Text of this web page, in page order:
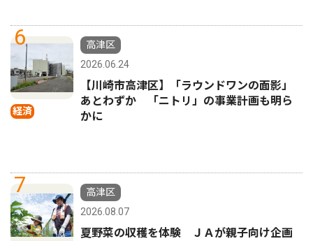
6
経済
高津区
2026.06.24
【川崎市高津区】「ラウンドワンの面影」
あとわずか 「ニトリ」の事業計画も明ら
かに
7
高津区
2026.08.07
夏野菜の収穫を体験 ＪＡが親子向け企画